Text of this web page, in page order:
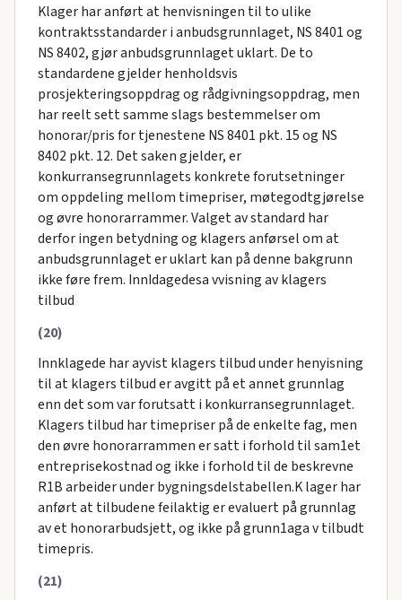
Klager har anført at henvisningen til to ulike
kontraktsstandarder i anbudsgrunnlaget, NS 8401 og
NS 8402, gjør anbudsgrunnlaget uklart. De to
standardene gjelder henholdsvis
prosjekteringsoppdrag og rådgivningsoppdrag, men
har reelt sett samme slags bestemmelser om
honorar/pris for tjenestene NS 8401 pkt. 15 og NS
8402 pkt. 12. Det saken gjelder, er
konkurransegrunnlagets konkrete forutsetninger
om oppdeling mellom timepriser, møtegodtgjørelse
og øvre honorarrammer. Valget av standard har
derfor ingen betydning og klagers anførsel om at
anbudsgrunnlaget er uklart kan på denne bakgrunn
ikke føre frem. InnIdagedesa vvisning av klagers
tilbud
(20)
Innklagede har ayvist klagers tilbud under henyisning
til at klagers tilbud er avgitt på et annet grunnlag
enn det som var forutsatt i konkurransegrunnlaget.
Klagers tilbud har timepriser på de enkelte fag, men
den øvre honorarrammen er satt i forhold til sam1et
entreprisekostnad og ikke i forhold til de beskrevne
R1B arbeider under bygningsdelstabellen.K lager har
anført at tilbudene feilaktig er evaluert på grunnlag
av et honorarbudsjett, og ikke på grunn1aga v tilbudt
timepris.
(21)